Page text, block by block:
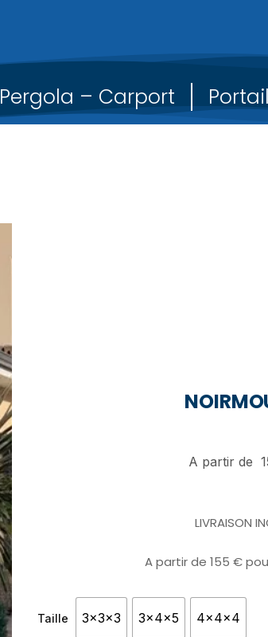
Pergola – Carport Portail
A partir de
LIVRAISON
A partir de 155 €
Taille 3x3x3 3x4x5 4x4x4